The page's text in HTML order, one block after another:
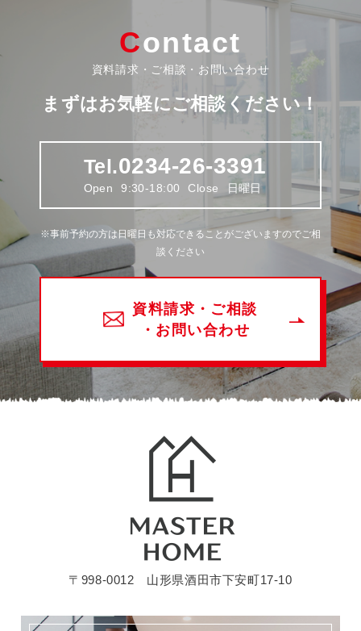
Contact
資料請求・ご相談・お問い合わせ
まずはお気軽にご相談ください！
Tel.0234-26-3391
Open 9:30-18:00 Close 日曜日
※事前予約の方は日曜日も対応できることがございますのでご相
談ください
資料請求・ご相談
・お問い合わせ
〒998-0012 山形県酒田市下安町17-10